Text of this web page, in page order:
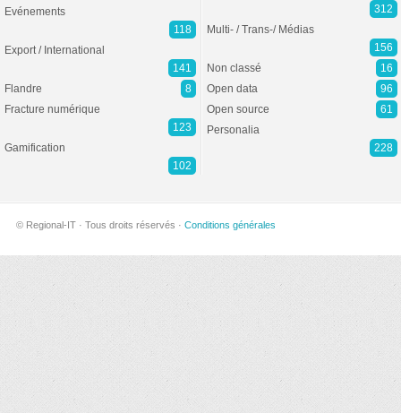
Evénements
118
Export / International
141
Flandre
8
Fracture numérique
123
Gamification
102
312
Multi- / Trans-/ Médias
156
Non classé
16
Open data
96
Open source
61
Personalia
228
© Regional-IT · Tous droits réservés · Conditions générales